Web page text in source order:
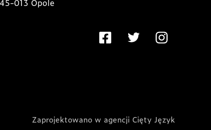
45-013 Opole
Zaprojektowano w agencji Cięty Język